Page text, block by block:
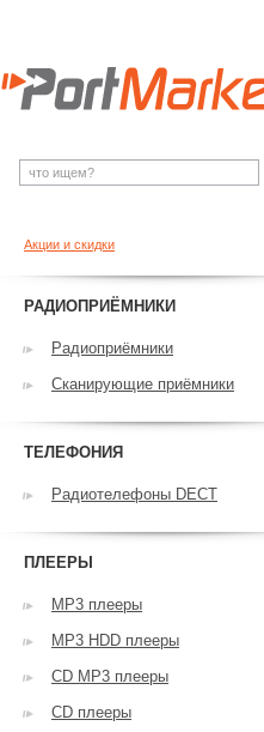
Акции и скидки
РАДИОПРИЁМНИКИ
Радиоприёмники
Сканирующие приёмники
ТЕЛЕФОНИЯ
Радиотелефоны DECT
ПЛЕЕРЫ
MP3 плееры
MP3 HDD плееры
CD MP3 плееры
CD плееры